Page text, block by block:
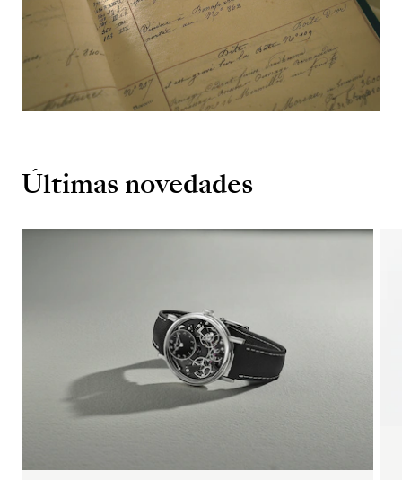
Últimas novedades